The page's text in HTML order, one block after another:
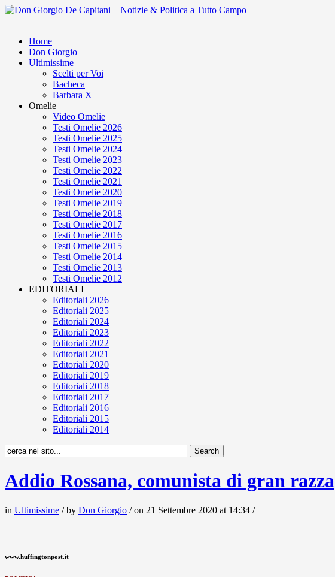
Home
Don Giorgio
Ultimissime
Scelti per Voi
Bacheca
Barbara X
Omelie
Video Omelie
Testi Omelie 2026
Testi Omelie 2025
Testi Omelie 2024
Testi Omelie 2023
Testi Omelie 2022
Testi Omelie 2021
Testi Omelie 2020
Testi Omelie 2019
Testi Omelie 2018
Testi Omelie 2017
Testi Omelie 2016
Testi Omelie 2015
Testi Omelie 2014
Testi Omelie 2013
Testi Omelie 2012
EDITORIALI
Editoriali 2026
Editoriali 2025
Editoriali 2024
Editoriali 2023
Editoriali 2022
Editoriali 2021
Editoriali 2020
Editoriali 2019
Editoriali 2018
Editoriali 2017
Editoriali 2016
Editoriali 2015
Editoriali 2014
Addio Rossana, comunista di gran razza
in Ultimissime / by Don Giorgio / on 21 Settembre 2020 at 14:34 /
www.huffingtonpost.it